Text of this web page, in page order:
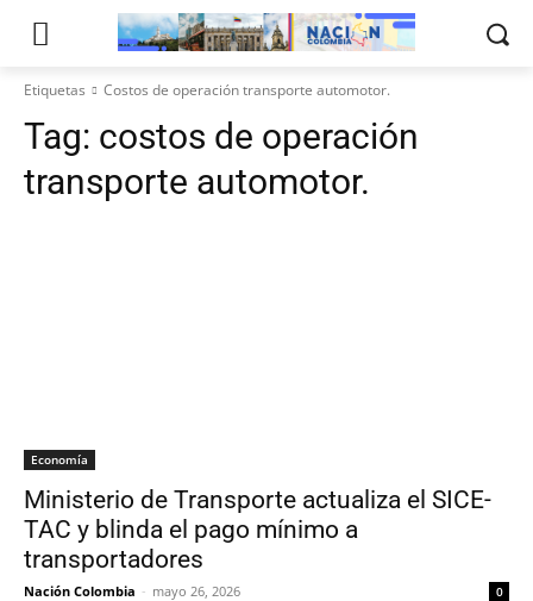
Etiquetas Costos de operación transporte automotor.
Tag: costos de operación
transporte automotor.
Economía
Ministerio de Transporte actualiza el SICE-
TAC y blinda el pago mínimo a
transportadores
Nación Colombia - mayo 26, 2026 0